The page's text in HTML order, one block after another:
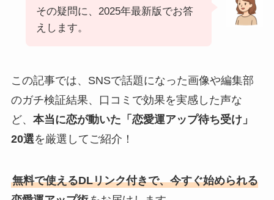
その疑問に、2025年最新版でお答
えします。
この記事では、SNSで話題になった画像や編集部
のガチ検証結果、口コミで効果を実感した声な
ど、 本当に恋が動いた「恋愛運アップ待ち受け」
20選を厳選してご紹介！
無料で使えるDLリンク付きで、今すぐ始められる